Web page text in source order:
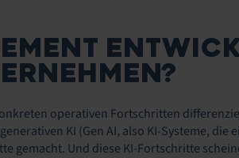
operativen Fortschritten
KI (Gen AI, also KI-Systeme, die
gemacht. Und diese KI-Fortschritte